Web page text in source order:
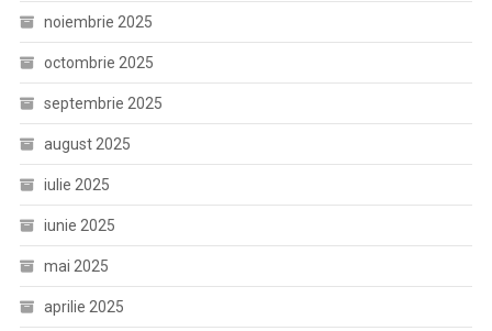
noiembrie 2025
octombrie 2025
septembrie 2025
august 2025
iulie 2025
iunie 2025
mai 2025
aprilie 2025